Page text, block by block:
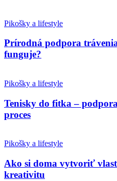
Pikošky a lifestyle
Prírodná podpora
funguje?
Pikošky a lifestyle
Tenisky do fitka –
proces
Pikošky a lifestyle
Ako si doma vytvoriť
kreativitu